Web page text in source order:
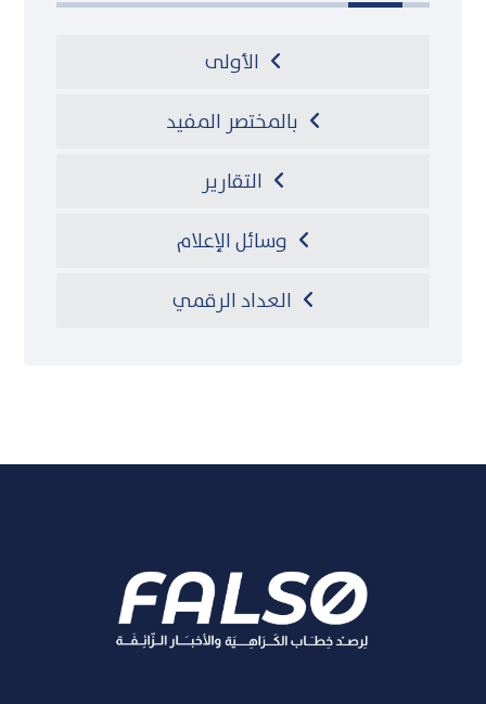
الأولى
بالمختصر المفيد
التقارير
وسائل الإعلام
العداد الرقمي